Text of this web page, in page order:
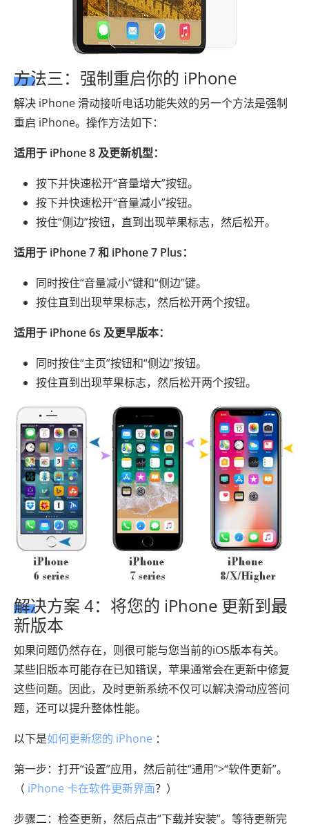
方法三：强制重启你的 iPhone
解决 iPhone 滑动接听电话功能失效的另一个方法是强制
重启 iPhone。操作方法如下：
适用于 iPhone 8 及更新机型：
按下并快速松开“音量增大”按钮。
按下并快速松开“音量减小”按钮。
按住“侧边”按钮，直到出现苹果标志，然后松开。
适用于 iPhone 7 和 iPhone 7 Plus：
同时按住“音量减小”键和“侧边”键。
按住直到出现苹果标志，然后松开两个按钮。
适用于 iPhone 6s 及更早版本：
同时按住“主页”按钮和“侧边”按钮。
按住直到出现苹果标志，然后松开两个按钮。
解决方案 4：将您的 iPhone 更新到最
新版本
如果问题仍然存在，则很可能与您当前的iOS版本有关。
某些旧版本可能存在已知错误，苹果通常会在更新中修复
这些问题。因此，及时更新系统不仅可以解决滑动应答问
题，还可以提升整体性能。
以下是如何更新您的 iPhone ：
第一步：打开“设置”应用，然后前往“通用”>“软件更新”。
（ iPhone 卡在软件更新界面？）
步骤二：检查更新，然后点击“下载并安装”。等待更新完